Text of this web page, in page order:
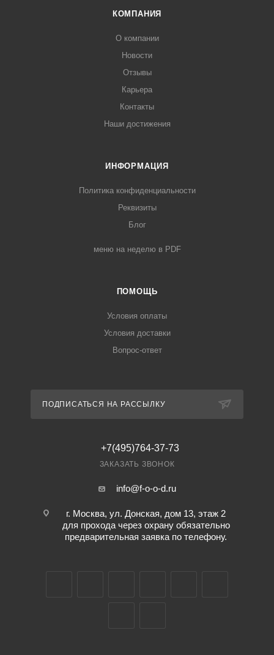
КОМПАНИЯ
О компании
Новости
Отзывы
Карьера
Контакты
Наши достижения
ИНФОРМАЦИЯ
Политика конфиденциальности
Реквизиты
Блог
меню на неделю в PDF
ПОМОЩЬ
Условия оплаты
Условия доставки
Вопрос-ответ
ПОДПИСАТЬСЯ НА РАССЫЛКУ
+7(495)764-37-73
ЗАКАЗАТЬ ЗВОНОК
info@f-o-o-d.ru
г. Москва, ул. Донская, дом 13, этаж 2
для прохода через охрану обязательно
предварительная заявка по телефону.